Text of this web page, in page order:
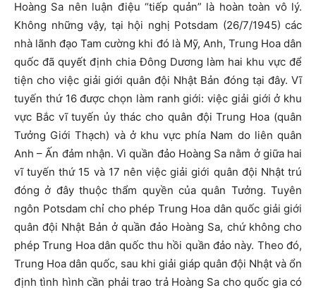
Hoàng Sa nên luận điệu “tiếp quản” là hoàn toàn vô lý.
Không những vậy, tại hội nghị Potsdam (26/7/1945) các
nhà lãnh đạo Tam cường khi đó là Mỹ, Anh, Trung Hoa dân
quốc đã quyết định chia Đông Dương làm hai khu vực để
tiện cho việc giải giới quân đội Nhật Bản đóng tại đây. Vĩ
tuyến thứ 16 được chọn làm ranh giới: việc giải giới ở khu
vực Bắc vĩ tuyến ủy thác cho quân đội Trung Hoa (quân
Tưởng Giới Thạch) và ở khu vực phía Nam do liên quân
Anh – Ấn đảm nhận. Vì quần đảo Hoàng Sa nằm ở giữa hai
vĩ tuyến thứ 15 và 17 nên việc giải giới quân đội Nhật trú
đóng ở đây thuộc thẩm quyền của quân Tưởng. Tuyên
ngôn Potsdam chỉ cho phép Trung Hoa dân quốc giải giới
quân đội Nhật Bản ở quần đảo Hoàng Sa, chứ không cho
phép Trung Hoa dân quốc thu hồi quần đảo này. Theo đó,
Trung Hoa dân quốc, sau khi giải giáp quân đội Nhật và ổn
định tình hình cần phải trao trả Hoàng Sa cho quốc gia có